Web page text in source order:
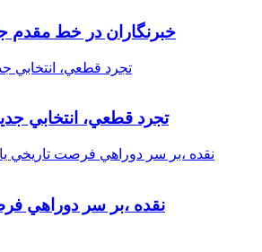
خبرنگاران در خط مقدم
تجرد قطعي، انتخابي
نقده ،بر سر دوراهي